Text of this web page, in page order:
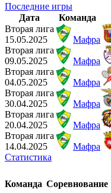
Последние игры
Дата
Команда
Вторая лига
15.05.2025
Мафра
Вторая лига
09.05.2025
Мафра
Вторая лига
04.05.2025
Мафра
Вторая лига
30.04.2025
Мафра
Вторая лига
20.04.2025
Мафра
Вторая лига
14.04.2025
Мафра
Статистика
Команда Соревнование